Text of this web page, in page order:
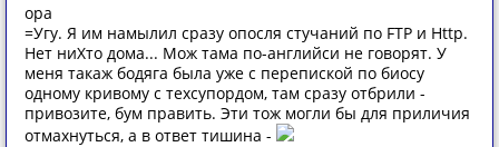
opa
=Угу. Я им намылил сразу опосля стучаний по FTP и Http.
Нет ниХто дома... Мож тама по-английси не говорят. У
меня такаж бодяга была уже с перепиской по биосу
одному кривому с техсупордом, там сразу отбрили -
привозите, бум править. Эти тож могли бы для приличия
отмахнуться, а в ответ тишина -